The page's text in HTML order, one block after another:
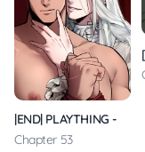
|END| PLAYTHING -
Chapter 53